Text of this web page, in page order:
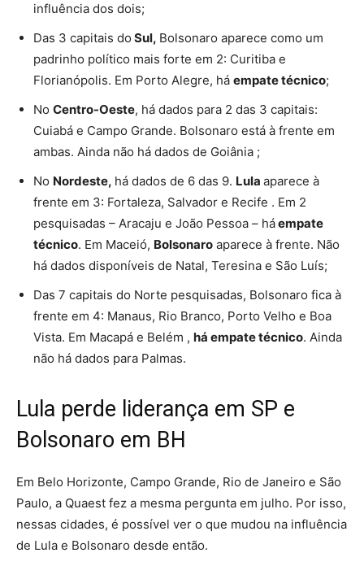
influência dos dois;
Das 3 capitais do Sul, Bolsonaro aparece como um
padrinho político mais forte em 2: Curitiba e
Florianópolis. Em Porto Alegre, há empate técnico;
No Centro-Oeste, há dados para 2 das 3 capitais:
Cuiabá e Campo Grande. Bolsonaro está à frente em
ambas. Ainda não há dados de Goiânia ;
No Nordeste, há dados de 6 das 9. Lula aparece à
frente em 3: Fortaleza, Salvador e Recife . Em 2
pesquisadas – Aracaju e João Pessoa – háempate
técnico. Em Maceió, Bolsonaro aparece à frente. Não
há dados disponíveis de Natal, Teresina e São Luís;
Das 7 capitais do Norte pesquisadas, Bolsonaro fica à
frente em 4: Manaus, Rio Branco, Porto Velho e Boa
Vista. Em Macapá e Belém , há empate técnico. Ainda
não há dados para Palmas.
Lula perde liderança em SP e
Bolsonaro em BH
Em Belo Horizonte, Campo Grande, Rio de Janeiro e São
Paulo, a Quaest fez a mesma pergunta em julho. Por isso,
nessas cidades, é possível ver o que mudou na influência
de Lula e Bolsonaro desde então.